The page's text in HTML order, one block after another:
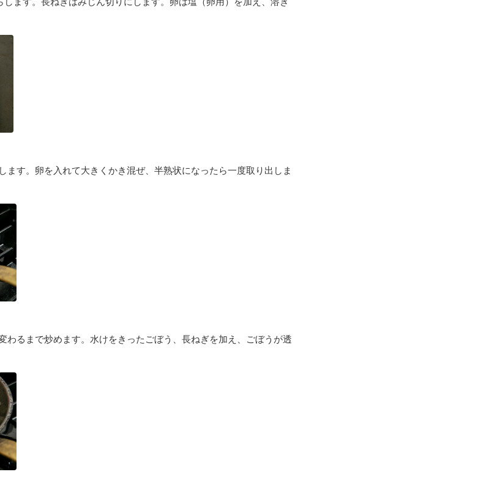
ます。卵を入れて大きくかき混ぜ、半熟状になったら一度取り出しま
わるまで炒めます。水けをきったごぼう、長ねぎを加え、ごぼうが透